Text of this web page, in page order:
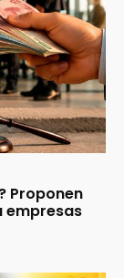
Proponen
empresas